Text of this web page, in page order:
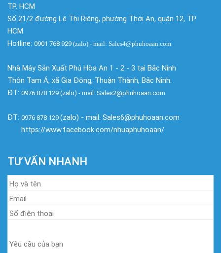
TP. HCM
Số 21/2 đường Lê Thị Riêng, phường Thới An, quận 12, TP
HCM
Hotline: 0901 768 929 (zalo) - mail: Sales4@phuhoaan.com
Nhà Máy Sản Xuất Phú Hòa An 1 - 2 - 3 tại Bắc Ninh
Thôn Tam Á, xã Gia Đông, Thuận Thành, Bắc Ninh.
ĐT: 0976 878 129 (zalo) - mail: Sales2@phuhoaan.com
ĐT: 0976 878 129 (zalo) - mail: Sales6@phuhoaan.com
https://www.facebook.com/nhuaphuhoaan/
TƯ VẤN NHANH